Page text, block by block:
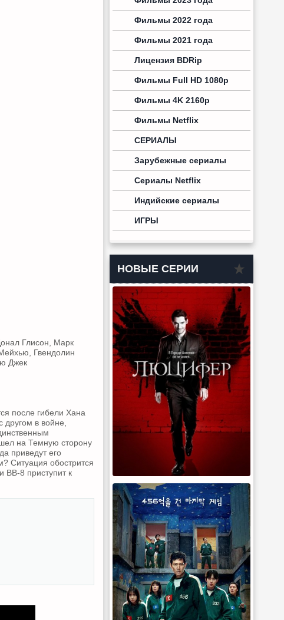
Глисон, Марк
Гвендолин
Джек
после гибели Хана
в войне,
на Темную сторону
приведут его
Ситуация обострится
8 приступит к
Фильмы 2022 года
Фильмы 2021 года
Лицензия BDRip
Фильмы Full HD 1080p
Фильмы 4K 2160p
Фильмы Netflix
СЕРИАЛЫ
Зарубежные сериалы
Сериалы Netflix
Индийские сериалы
ИГРЫ
НОВЫЕ СЕРИИ